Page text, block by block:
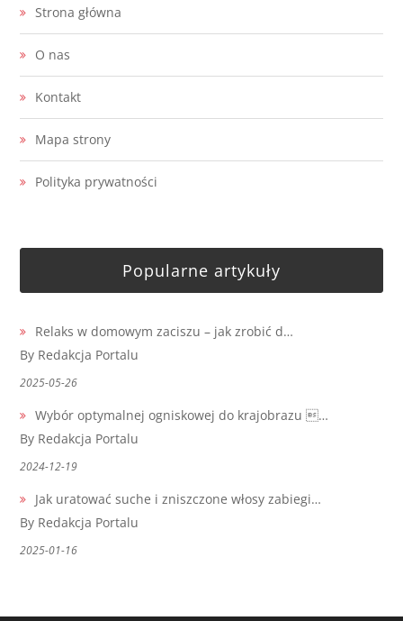
Strona główna
O nas
Kontakt
Mapa strony
Polityka prywatności
Popularne artykuły
Relaks w domowym zaciszu – jak zrobić d…
By Redakcja Portalu
2025-05-26
Wybór optymalnej ogniskowej do krajobrazu …
By Redakcja Portalu
2024-12-19
Jak uratować suche i zniszczone włosy zabiegi…
By Redakcja Portalu
2025-01-16